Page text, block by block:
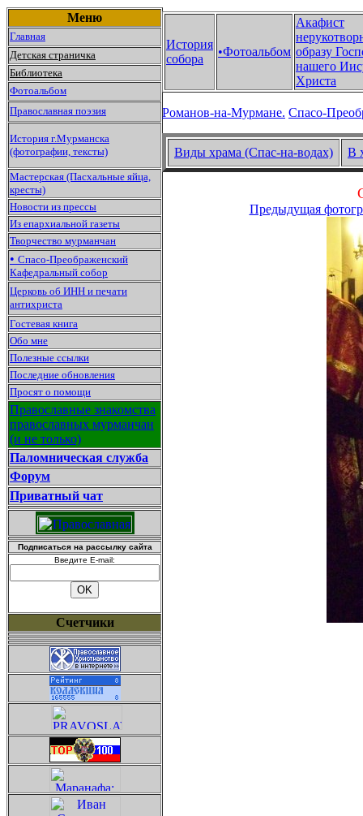
Меню
Главная
Детская страничка
Библиотека
Фотоальбом
Православная поэзия
История г.Мурманска
(фотографии, тексты)
Мастерская (Пасхальные яйца,
кресты)
Новости из прессы
Из епархиальной газеты
Творчество мурманчан
• Спасо-Преображенский
Кафедральный собор
Церковь об ИНН и печати
антихриста
Гостевая книга
Обо мне
Полезные ссылки
Последние обновления
Просят о помощи
Православные знакомства
православных мурманчан
(и не только)
Паломническая служба
Форум
Приватный чат
Подписаться на рассылку сайта
Введите E-mail:
Счетчики
История
собора
•Фотоальбом
Акафист
образу
нашего
Христа
Романов-на-Мурмане. Спасо-
Виды храма (Спас-на-водах) В
Предыдущая